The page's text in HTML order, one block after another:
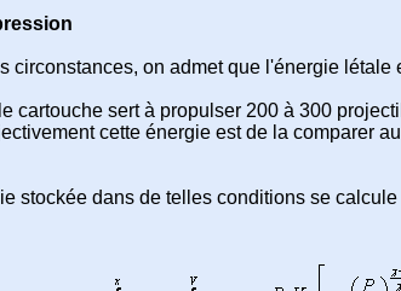
circonstances, on admet que l'énergie
cartouche sert à propulser 200 à 300
cette énergie est de la comparer
stockée dans de telles conditions se